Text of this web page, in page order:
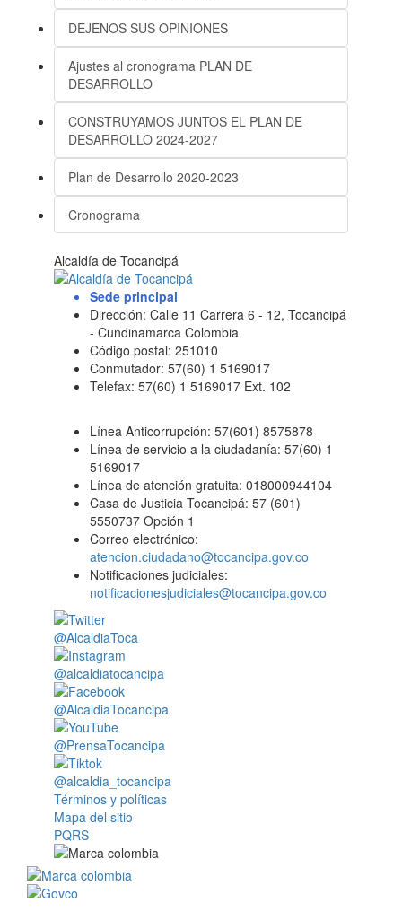
DEJENOS SUS OPINIONES
Ajustes al cronograma PLAN DE
DESARROLLO
CONSTRUYAMOS JUNTOS EL PLAN DE
DESARROLLO 2024-2027
Plan de Desarrollo 2020-2023
Cronograma
Alcaldía de Tocancipá
Sede principal
Dirección: Calle 11 Carrera 6 - 12, Tocancipá
- Cundinamarca Colombia
Código postal: 251010
Conmutador: 57(60) 1 5169017
Telefax: 57(60) 1 5169017 Ext. 102
Línea Anticorrupción: 57(601) 8575878
Línea de servicio a la ciudadanía: 57(60) 1
5169017
Línea de atención gratuita: 018000944104
Casa de Justicia Tocancipá: 57 (601)
5550737 Opción 1
Correo electrónico:
atencion.ciudadano@tocancipa.gov.co
Notificaciones judiciales:
notificacionesjudiciales@tocancipa.gov.co
@AlcaldiaToca
@alcaldiatocancipa
@AlcaldiaTocancipa
@PrensaTocancipa
@alcaldia_tocancipa
Términos y políticas
Mapa del sitio
PQRS